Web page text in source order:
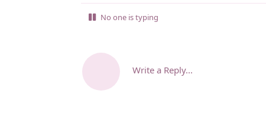
No one is typing
Write a Reply...